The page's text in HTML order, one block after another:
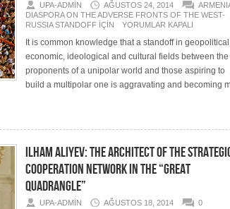
UPA-ADMIN AĞUSTOS 24, 2014
DIASPORA ON THE ADVERSE FRONTS OF THE WEST-
RUSSIA STANDOFF IÇIN
YORUMLAR KAPALI
It is common knowledge that a standoff in
economic, ideological and cultural fields between the
proponents of a unipolar world and those aspiring to
build a multipolar one is aggravating and becoming
ILHAM ALIYEV: THE ARCHITECT OF THE
COOPERATION NETWORK IN THE “GREAT
QUADRANGLE”
UPA-ADMIN AĞUSTOS 18, 2014 0